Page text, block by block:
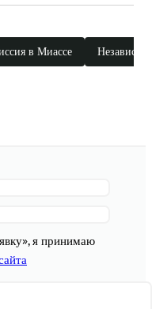
в Миассе
я принимаю